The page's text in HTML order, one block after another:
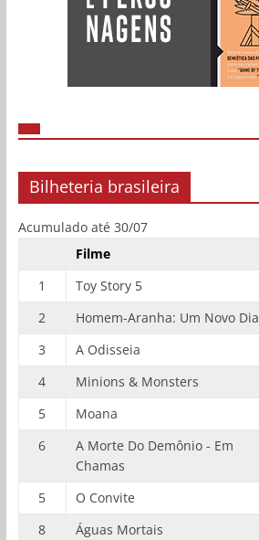
Bilheteria brasileira
Acumulado até 30/07
Filme
1
Toy Story 5
2
Homem-Aranha: Um Novo Dia
3
A Odisseia
4
Minions & Monsters
5
Moana
6
A Morte Do Demônio - Em
Chamas
5 O Convite
8
Águas Mortais